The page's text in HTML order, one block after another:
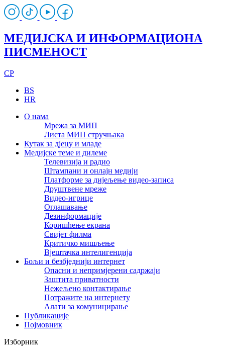
МЕДИЈСКА И ИНФОРМАЦИОНА
ПИСМЕНОСТ
CP
BS
HR
О нама
Мрежа за МИП
Листа МИП стручњака
Кутак за дјецу и младе
Медијске теме и дилеме
Телевизија и радио
Штампани и онлајн медији
Платформе за дијељење видео-записа
Друштвене мреже
Видео-игрице
Оглашавање
Дезинформације
Коришћење екрана
Свијет филма
Критичко мишљење
Вјештачка интелигенција
Бољи и безбједнији интернет
Опасни и непримјерени садржаји
Заштита приватности
Нежељено контактирање
Потражите на интернету
Алати за комуницирање
Публикације
Појмовник
Изборник